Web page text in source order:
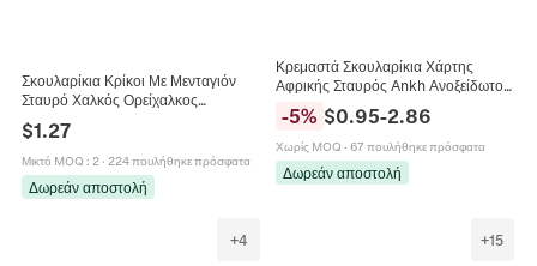
Σκουλαρίκια Κρίκοι Με Μενταγιόν
Σταυρό Χαλκός Ορείχαλκος
Κοσμήματα Πανκ Για Γυναίκες
Άνδρες
$1.27
Μικτό MOQ : 2· 224 πουλήθηκε πρόσφατα
Δωρεάν αποστολή
Κρεμαστά Σκουλαρίκια Χάρτης
Αφρικής Σταυρός Ankh Ανοξείδωτο
Μόδα
-5% $0.95-2.86
Χωρίς MOQ · 67 πουλήθηκε πρόσφατα
Δωρεάν αποστολή
+4 +15